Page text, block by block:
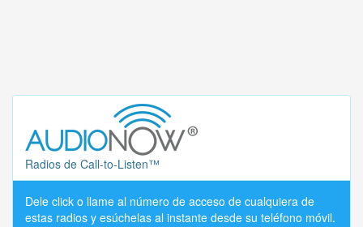
Radios de Call-to-Listen™
Dele click o llame al número de acceso de cualquiera de
estas radios y esúchelas al instante desde su teléfono móvil.